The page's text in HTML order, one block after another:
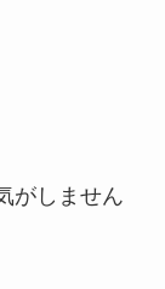
がしません